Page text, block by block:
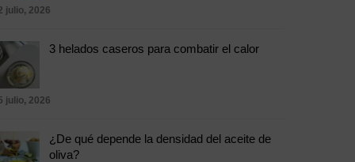
julio, 2026
3 helados caseros para combatir el calor
julio, 2026
¿De qué depende la densidad del aceite de
oliva?